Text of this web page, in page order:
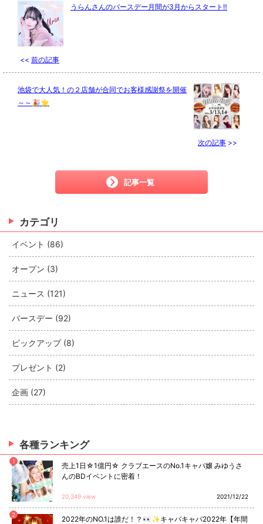
<< 前の記事
うらんさんのバースデー月間が3月からスタート‼️
次の記事 >>
池袋で大人気！の２店舗が合同でお客様感謝祭を開催
～～🎉🌟
記事一覧
カテゴリ
イベント (86)
オープン (3)
ニュース (121)
バースデー (92)
ピックアップ (8)
プレゼント (2)
企画 (27)
各種ランキング
1
売上1日☆1億円☆ クラブエースのNo.1キャバ嬢 みゆうさ
んのBDイベントに密着！
20,349 view 2021/12/22
2
2022年のNO.1は誰だ！？👀✨キャバキャバ2022年【年間